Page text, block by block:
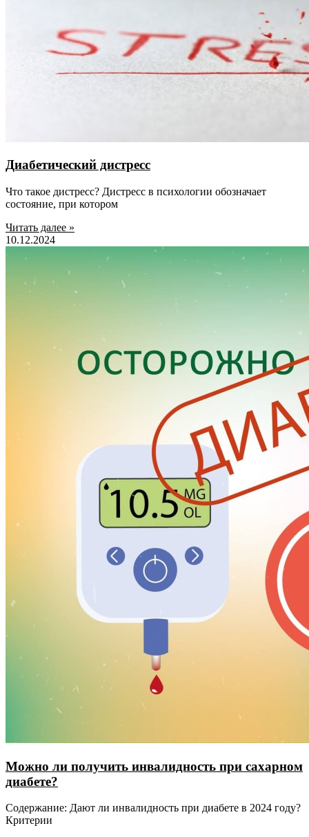
Диабетический дистресс
Что такое дистресс? Дистресс в психологии обозначает
состояние, при котором
Читать далее »
10.12.2024
Можно ли получить инвалидность при сахарном
диабете?
Содержание: Дают ли инвалидность при диабете в 2024 году?
Критерии